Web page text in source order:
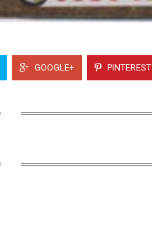
GOOGLE+ PINTEREST